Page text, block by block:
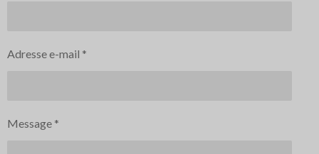
Adresse e-mail *
Message *